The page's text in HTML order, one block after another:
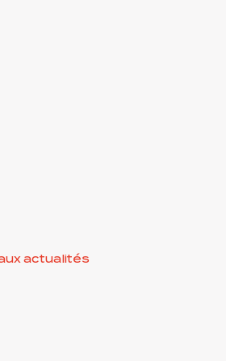
actualités